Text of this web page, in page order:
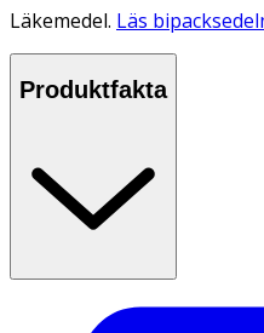
Läkemedel. Läs
Produktfakta